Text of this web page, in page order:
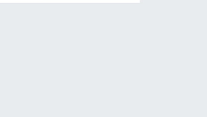
seçenekler arasında